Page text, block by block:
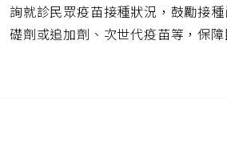
詢就診民眾疫苗接種狀況，鼓勵接
礎劑或追加劑、次世代疫苗等，保障